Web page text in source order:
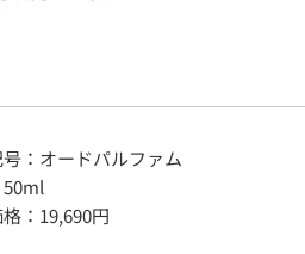
： オードパルファム
50ml
： 19,690円